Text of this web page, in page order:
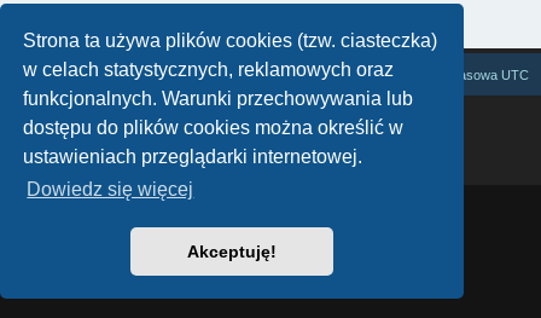
Strona ta używa plików cookies (tzw. ciasteczka)
w celach statystycznych, reklamowych oraz
funkcjonalnych. Warunki przechowywania lub
dostępu do plików cookies można określić w
ustawieniach przeglądarki internetowej.
Dowiedz się więcej
Akceptuję!
Zasysamy cały internet Strefa czasowa UTC
Technologię dostarczaphpBB
® Forum Software © phpBB Limited
Zasady ochrony danych osobowych|Regulamin